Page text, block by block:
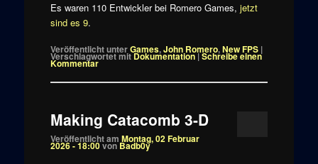
Es waren 110 Entwickler bei Romero Games, jetzt
sind es 9.
Veröffentlicht unterGames,John Romero,New FPS |
Verschlagwortet mitDokumentation|Schreibe einen
Kommentar
Making Catacomb 3-D
Veröffentlicht am Montag, 02 Februar
2026 - 18:00vonBadb0y